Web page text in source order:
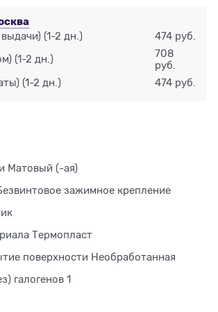
(1-2 дн.) 474 руб.
(1-2 дн.)
708
руб.
(1-2 дн.) 474 руб.
Матовый (-ая)
зажимное крепление
Термопласт
поверхности Необработанная
галогенов 1